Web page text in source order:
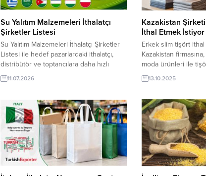
Su Yalıtım Malzemeleri İthalatçı
Şirketler Listesi
Su Yalıtım Malzemeleri İthalatçı Şirketler
Listesi ile hedef pazarlardaki ithalatçı,
distribütör ve toptancılara daha hızlı
ulaşın. TurkishExporter’ın güncel firma
verileriyle yeni ihracat fırsatlarını keşfedin
şirketlerine yönelik el çantaları ihracat
pazar araştırması ve yüzlerce ithalatçı
firma, dağıtım toptancısı hizmet şirket
adresleri, iletişim bilgileri ve ilgili...
11.07.2026
Kazakistan
İthal Etmek İstiyor
Erkek slim tişört
Kazakistan
moda ürünleri ile
tedarikçisi olan
sunabilirler. Yeni bir
TurkishExporter VIP
kredisi sahibi
erişebilmektedir. ➤
13.10.2025